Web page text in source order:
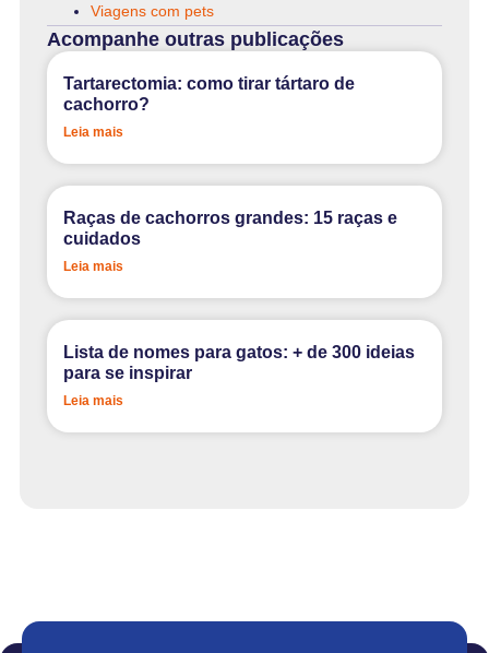
Viagens com pets
Acompanhe outras publicações
Tartarectomia: como tirar tártaro de
cachorro?
Leia mais
Raças de cachorros grandes: 15 raças e
cuidados
Leia mais
Lista de nomes para gatos: + de 300 ideias
para se inspirar
Leia mais